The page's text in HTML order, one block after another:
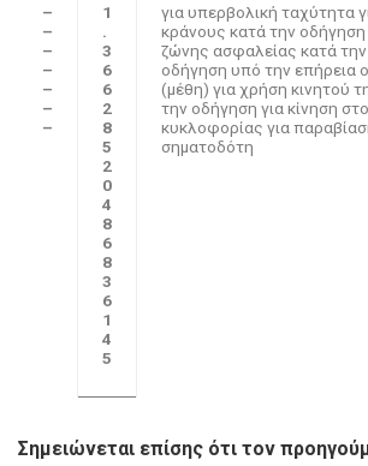
–
–
–
–
–
–
–
1
.
3
6
6
2
8
5
2
0
4
8
6
8
3
6
1
4
5
για υπερβολική ταχύτητα
κράνους κατά την οδήγηση
ζώνης ασφαλείας κατά
οδήγηση υπό την επήρεια
(μέθη) για χρήση κινητού
την οδήγηση για κίνηση
κυκλοφορίας για
σηματοδότη
Σημειώνεται επίσης ότι τον